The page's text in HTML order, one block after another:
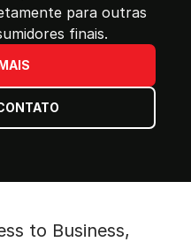
para outras
finais.
to Business,